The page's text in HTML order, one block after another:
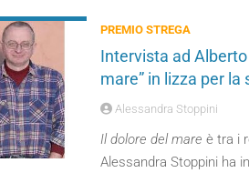
PREMIO STREGA
Intervista ad Alberto
mare” in lizza per
Alessandra Stoppini
Il dolore del mare è tra i
Alessandra Stoppini ha